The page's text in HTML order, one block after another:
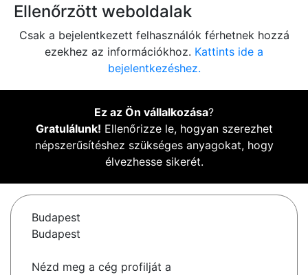
Ellenőrzött weboldalak
Csak a bejelentkezett felhasználók férhetnek hozzá
ezekhez az információkhoz. Kattints ide a
bejelentkezéshez.
Ez az Ön vállalkozása?
Gratulálunk! Ellenőrizze le, hogyan szerezhet
népszerűsítéshez szükséges anyagokat, hogy
élvezhesse sikerét.
Budapest
Budapest
Nézd meg a cég profilját a